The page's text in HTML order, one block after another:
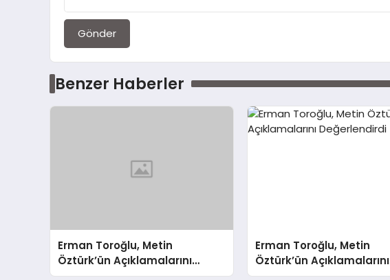
Gönder
Benzer Haberler
Erman Toroğlu, Metin
Öztürk’ün Açıklamalarını
Değerlendirdi
Erman Toroğlu, Metin
Öztürk’ün Açıklamalarını
Değerlendirdi